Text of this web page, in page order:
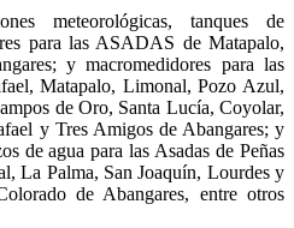
meteorológicas, tanques de
para las ASADAS de Matapalo,
y macromedidores para las
Matapalo, Limonal, Pozo Azul,
de Oro, Santa Lucía, Coyolar,
y Tres Amigos de Abangares; y
de agua para las Asadas de Peñas
La Palma, San Joaquín, Lourdes y
de Abangares, entre otros